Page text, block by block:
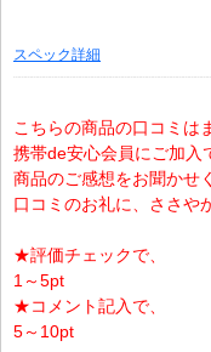
スペック詳細
こちらの商品の口コミは
携帯de安心会員にご加入
商品のご感想をお聞かせ
口コミのお礼に、ささや
★評価チェックで、
1～5pt
★コメント記入で、
5～10pt